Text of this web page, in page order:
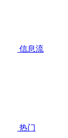
信息流
热门